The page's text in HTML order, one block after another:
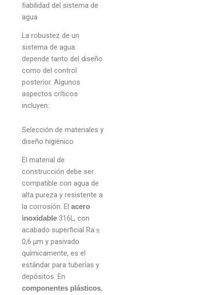
fiabilidad del sistema de
agua
La robustez de un
sistema de agua
depende tanto del diseño
como del control
posterior. Algunos
aspectos críticos
incluyen:
Selección de materiales y
diseño higiénico
El material de
construcción debe ser
compatible con agua de
alta pureza y resistente a
la corrosión. El acero
inoxidable316L, con
acabado superficial Ra ≤
0,6 µm y pasivado
químicamente, es el
estándar para tuberías y
depósitos. En
componentes plásticos,